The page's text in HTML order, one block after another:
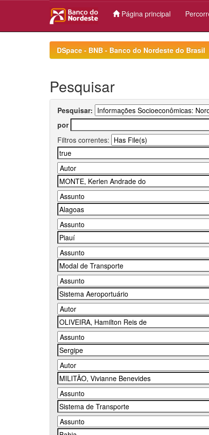
Página principal
DSpace - BNB - Banco do Nordeste do Brasil
Pesquisar
Pesquisar:
por
Filtros correntes: